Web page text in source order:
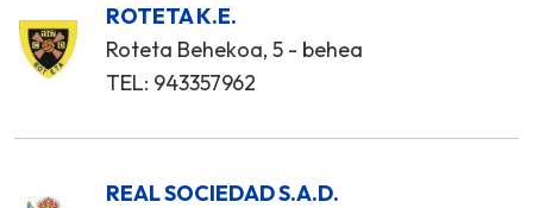
ROTETA K.E.
Roteta Behekoa, 5 - behea
TEL: 943357962
REAL SOCIEDAD S.A.D.